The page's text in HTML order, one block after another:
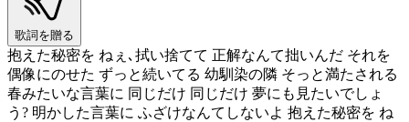
歌詞を贈る
抱えた秘密を ねぇ､拭い捨てて 正解なんて拙いんだ それを
偶像にのせた ずっと続いてる 幼馴染の隣 そっと満たされる
春みたいな言葉に 同じだけ 同じだけ 夢にも見たいでしょ
う? 明かした言葉に ふざけなんてしないよ 抱えた秘密を ね